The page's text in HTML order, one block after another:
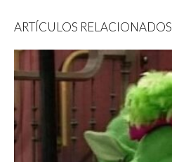
ARTÍCULOS RELACIONADOS